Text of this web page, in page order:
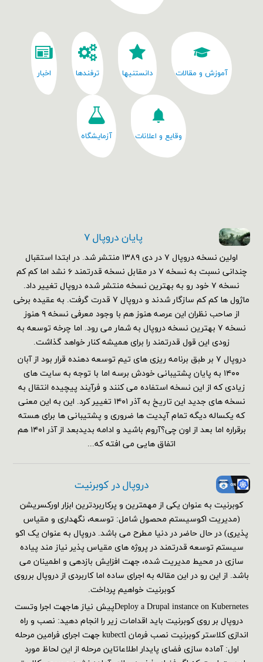
آموزش و مقالات دانستنیها ترفندها اخبار
وقایع و اعلانات آزمایشگاه
پایان دروپال ۷
اولین نسخه دروپال ۷ در دی ۱۳۸۹ منتشر شد. در ابتدا استقبال
چندانی نسبت به نسخه ۷ در مقابل نسخه قدرتمند ۶ نشد اما کم کم
نسخه ۷ خود رو به بهترین نسخه منتشر شده دروپال تغییر داد.
ماژول ها کم کم سازگار شدند و دروپال ۷ قدرت گرفت. به عقیده برخی
از صاحب نظران این عرصه هنوز هم با وجود معرفی نسخه ۹ هنوز
نسخه ۷ بهترین نسخه دروپال به شمار می رود. اما چرخه توسعه به
زودی این قول قدرتمند را برای همیشه کنار خواهد گذاشت.
دروپال ۷ بر طبق برنامه ریزی های تیم توسعه دهنده قرار بود از آبان
۱۴۰۰ به پایان پشتیبانی خودش برسه اما با توجه به سایت های
زیادی که از این نسخه استفاده می کنند و فرآیند پیچیده انتقال به
نسخه های جدید این تاریخ به آذر ۱۴۰۱ تغییر کرد. این به این معنی
که یکساله دیگه تمام آپدیت ها ضروری و پشتیبانی ها برای هسته
برقراره اما بعد از اون چی؟آروم باشید و ادامه بدیدبعد از آذر ۱۴۰۱ هم
اتفاق هایی می افته که...
دروپال در کوبرنیت
کوبرنیت به عنوان یکی از مهمترین و پرکاربردترین ابزار اورکسریشن
(مدیریت اکوسیستم محصول شامل: توسعه، نگهداری و مقیاس
پذیری) در حال حاضر در دنیا مطرح می باشد. دروپال به عنوان یک اکو
سیستم توسعه قدرتمند در پروژه های مقیاس پذیر نیاز مند پیاده
سازی در محیط مدیریت شده، جهت افزایش بازدهی و اطمینان می
باشد. از این رو در این مقاله به اجرای ساده اما کاربردی از دروپال برروی
کوبرنیت خواهیم پرداخت.
Deploy a Drupal instance on Kubernetesپیش نیاز هاجهت اجرا وتست
دروپال بر روی کوبرنیت باید اقدامات زیر را انجام دهید: نصب و راه
اندازی کلاستر کوبرنیت نصب فرمان kubectl جهت اجرای فرامین مرحله
اول: آماده سازی فضای پایدار اطلاعاتاین مرحله از این لحاظ مورد